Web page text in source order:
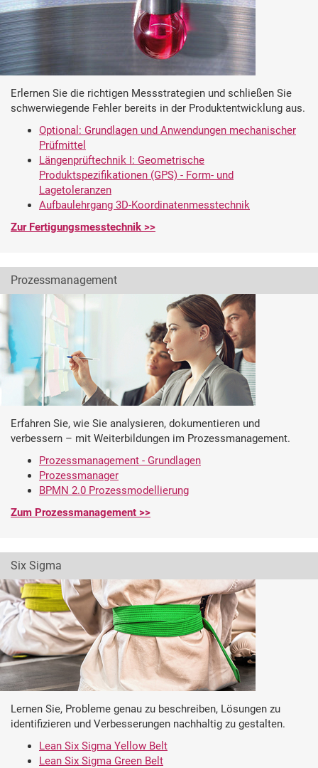
Erlernen Sie die richtigen Messstrategien und schließen Sie
schwerwiegende Fehler bereits in der Produktentwicklung aus.
Optional: Grundlagen und Anwendungen mechanischer
Prüfmittel
Längenprüftechnik I: Geometrische
Produktspezifikationen (GPS) - Form- und
Lagetoleranzen
Aufbaulehrgang 3D-Koordinatenmesstechnik
Zur Fertigungsmesstechnik >>
Prozessmanagement
Erfahren Sie, wie Sie analysieren, dokumentieren und
verbessern – mit Weiterbildungen im Prozessmanagement.
Prozessmanagement - Grundlagen
Prozessmanager
BPMN 2.0 Prozessmodellierung
Zum Prozessmanagement >>
Six Sigma
Lernen Sie, Probleme genau zu beschreiben, Lösungen zu
identifizieren und Verbesserungen nachhaltig zu gestalten.
Lean Six Sigma Yellow Belt
Lean Six Sigma Green Belt